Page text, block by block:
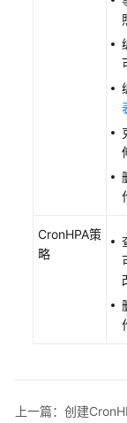
命
CronHPA策
略
上一篇：创建